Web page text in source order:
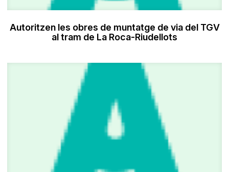
Autoritzen les obres de muntatge de via del TGV
al tram de La Roca-Riudellots